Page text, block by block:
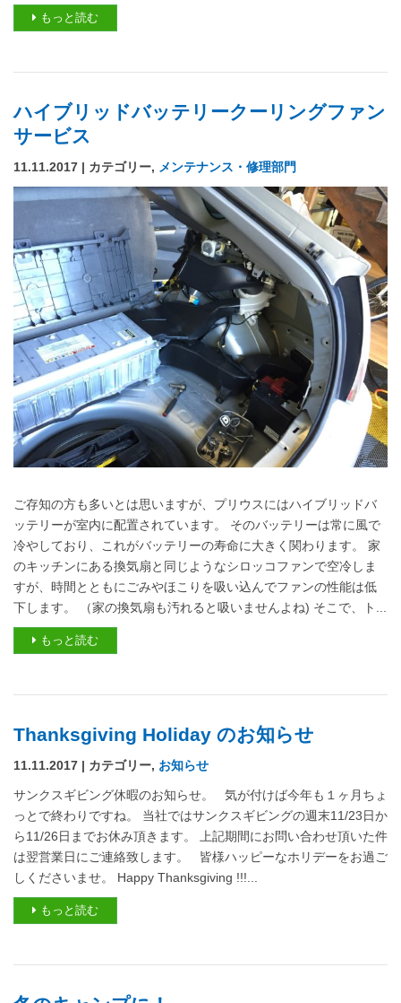
もっと読む
ハイブリッドバッテリークーリングファン
サービス
11.11.2017 | カテゴリー, メンテナンス・修理部門
ご存知の方も多いとは思いますが、プリウスにはハイブリッドバ
ッテリーが室内に配置されています。 そのバッテリーは常に風で
冷やしており、これがバッテリーの寿命に大きく関わります。 家
のキッチンにある換気扇と同じようなシロッコファンで空冷しま
すが、時間とともにごみやほこりを吸い込んでファンの性能は低
下します。 （家の換気扇も汚れると吸いませんよね) そこで、ト...
もっと読む
Thanksgiving Holiday のお知らせ
11.11.2017 | カテゴリー, お知らせ
サンクスギビング休暇のお知らせ。 気が付けば今年も１ヶ月ちょ
っとで終わりですね。 当社ではサンクスギビングの週末11/23日か
ら11/26日までお休み頂きます。 上記期間にお問い合わせ頂いた件
は翌営業日にご連絡致します。 皆様ハッピーなホリデーをお過ご
しくださいませ。 Happy Thanksgiving !!!...
もっと読む